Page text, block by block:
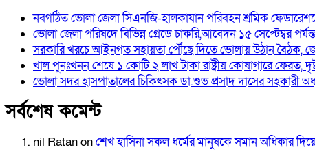
নবগঠিত ভোলা জেলা সিএনজি-হালকাযান পরিবহন শ্রমিক
ভোলা জেলা পরিষদে বিভিন্ন গ্রেডে চাকরি,আবেদন ১৫ সেপ্টেম্বর
সরকারি খরচে আইনগত সহায়তা পৌঁছে দিতে ভোলায় উঠান বৈঠক,
খাল পুনঃখনন শেষে ১ কোটি ২ লাখ টাকা রাষ্ট্রীয় কোষাগারে
ভোলা সদর হাসপাতালের চিকিৎসক ডা.শুভ প্রসাদ দাসের সহকারী
সর্বশেষ কমেন্ট
nil Ratanonশেখ হা‌সিনা সকল ধ‌র্মের মানু‌ষকে সমান অ‌ধিকার